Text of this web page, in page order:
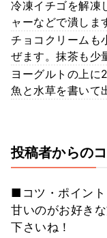
冷凍イチゴを解凍
ャーなどで潰しま
チョコクリームも
ぜます。抹茶も少
ヨーグルトの上に
魚と水草を書い
投稿者からの
■コツ・ポイント
甘いのがお好き
下さいね！